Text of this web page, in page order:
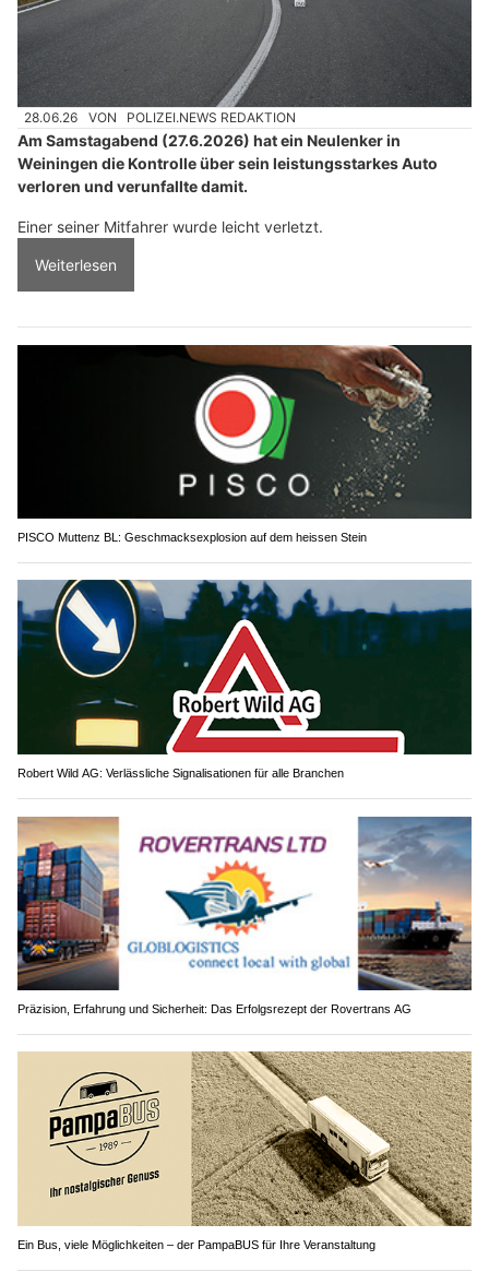
28.06.26 VON POLIZEI.NEWS REDAKTION
Am Samstagabend (27.6.2026) hat ein Neulenker in
Weiningen die Kontrolle über sein leistungsstarkes Auto
verloren und verunfallte damit.
Einer seiner Mitfahrer wurde leicht verletzt.
Weiterlesen
PISCO Muttenz BL: Geschmacksexplosion auf dem heissen Stein
Robert Wild AG: Verlässliche Signalisationen für alle Branchen
Präzision, Erfahrung und Sicherheit: Das Erfolgsrezept der Rovertrans AG
Ein Bus, viele Möglichkeiten – der PampaBUS für Ihre Veranstaltung